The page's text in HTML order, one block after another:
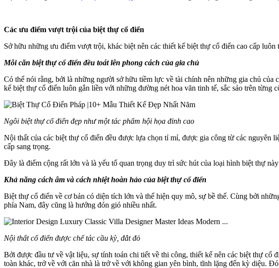
Các ưu điểm vượt trội của biệt thự cổ điển
Sở hữu những ưu điểm vượt trội, khác biệt nên các thiết kế biệt thự cổ điển cao cấp
Mỗi căn biệt thự cổ điển đều toát lên phong cách của gia chủ
Có thể nói rằng, bởi là những người sở hữu tiềm lực về tài chính nên những gia chủ
kế biệt thự cổ điển luôn gắn liền với những đường nét hoa văn tinh tế, sắc sảo trên từng
Ngôi biệt thự cổ điển đẹp như một tác phẩm hội họa đỉnh cao
Nội thất của các biệt thự cổ điển đều được lựa chọn tỉ mỉ, được gia công từ các nguyên
cấp sang trọng.
Đây là điểm cộng rất lớn và là yếu tố quan trọng duy trì sức hút của loại hình biệt thự
Khả năng cách âm và cách nhiệt hoàn hảo của biệt thự cổ điển
Biệt thự cổ điển về cơ bản có diện tích lớn và thể hiện quy mô, sự bề thế. Cùng bởi
phía Nam, đây cũng là hướng đón gió nhiều nhất.
Nội thất cổ điển được chế tác cầu kỳ, đắt đỏ
Bởi được đầu tư về vật liệu, sự tính toán chi tiết về thi công, thiết kế nên các biệt thự cổ
toàn khác, trở về với căn nhà là trở về với không gian yên bình, tĩnh lặng đến kỳ diệu.